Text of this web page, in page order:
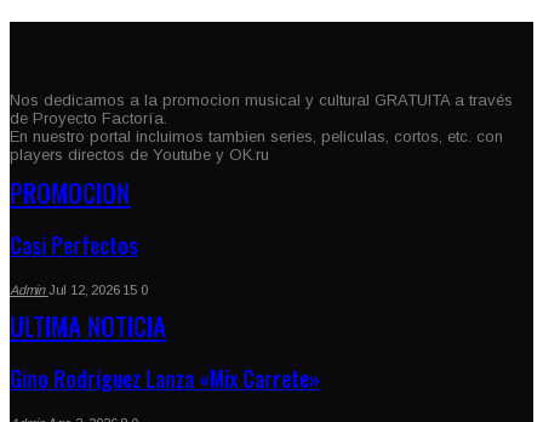
Nos dedicamos a la promocion musical y cultural GRATUITA a través
de Proyecto Factoría.
En nuestro portal incluimos tambien series, peliculas, cortos, etc. con
players directos de Youtube y OK.ru
PROMOCION
Casi Perfectos
AdminJul 12, 2026 15 0
ULTIMA NOTICIA
Gino Rodríguez Lanza «Mix Carrete»